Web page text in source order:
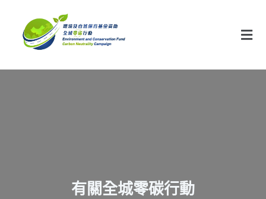
有關全城零碳行動